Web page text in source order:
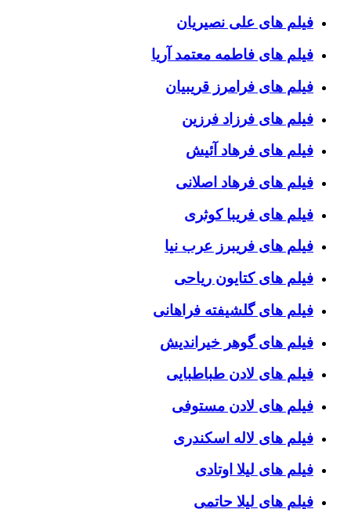
فیلم های علی نصیریان
فیلم های فاطمه معتمد آریا
فیلم های فرامرز قریبیان
فیلم های فرزاد فرزین
فیلم های فرهاد آئیش
فیلم های فرهاد اصلانی
فیلم های فریبا کوثری
فیلم های فریبرز عرب نیا
فیلم های کتایون ریاحی
فیلم های گلشیفته فراهانی
فیلم های گوهر خیراندیش
فیلم های لادن طباطبایی
فیلم های لادن مستوفی
فیلم های لاله اسکندری
فیلم های لیلا اوتادی
فیلم های لیلا حاتمی